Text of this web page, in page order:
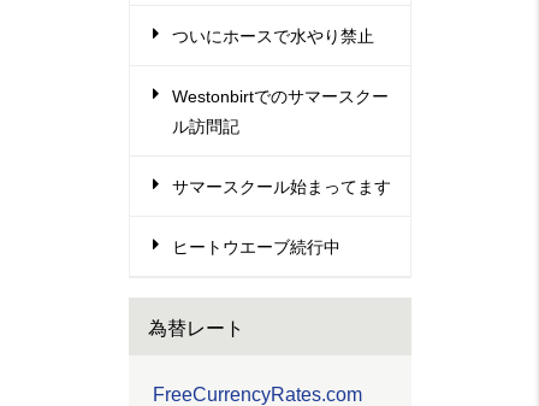
ついにホースで水やり禁止
Westonbirtでのサマースクー
ル訪問記
サマースクール始まってます
ヒートウエーブ続行中
為替レート
FreeCurrencyRates.com